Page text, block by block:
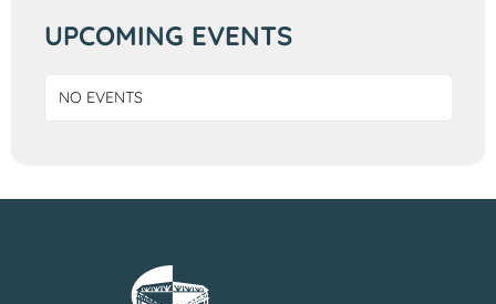
UPCOMING EVENTS
NO EVENTS